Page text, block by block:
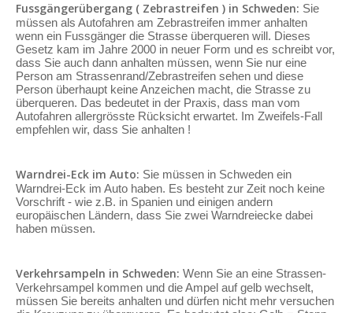
Fussgängerübergang ( Zebrastreifen ) in Schweden: Sie
müssen als Autofahren am Zebrastreifen immer anhalten
wenn ein Fussgänger die Strasse überqueren will. Dieses
Gesetz kam im Jahre 2000 in neuer Form und es schreibt vor,
dass Sie auch dann anhalten müssen, wenn Sie nur eine
Person am Strassenrand/Zebrastreifen sehen und diese
Person überhaupt keine Anzeichen macht, die Strasse zu
überqueren. Das bedeutet in der Praxis, dass man vom
Autofahren allergrösste Rücksicht erwartet. Im Zweifels-Fall
empfehlen wir, dass Sie anhalten !
Warndrei-Eck im Auto: Sie müssen in Schweden ein
Warndrei-Eck im Auto haben. Es besteht zur Zeit noch keine
Vorschrift - wie z.B. in Spanien und einigen andern
europäischen Ländern, dass Sie zwei Warndreiecke dabei
haben müssen.
Verkehrsampeln in Schweden: Wenn Sie an eine Strassen-
Verkehrsampel kommen und die Ampel auf gelb wechselt,
müssen Sie bereits anhalten und dürfen nicht mehr versuchen